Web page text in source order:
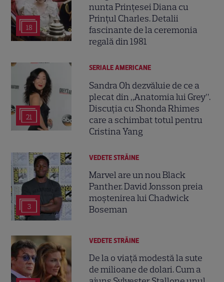
18
nunta Prințesei Diana cu
Prințul Charles. Detalii
fascinante de la ceremonia
regală din 1981
21
SERIALE AMERICANE
Sandra Oh dezvăluie de ce a
plecat din „Anatomia lui Grey”.
Discuția cu Shonda Rhimes
care a schimbat totul pentru
Cristina Yang
3
VEDETE STRĂINE
Marvel are un nou Black
Panther. David Jonsson preia
moștenirea lui Chadwick
Boseman
VEDETE STRĂINE
De la o viață modestă la sute
de milioane de dolari. Cum a